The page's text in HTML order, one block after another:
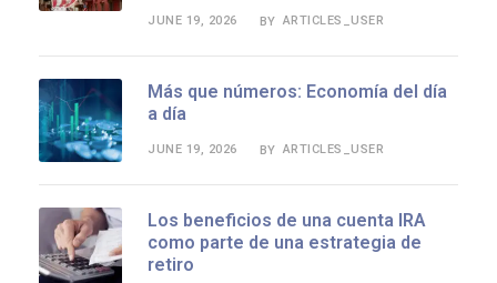
JUNE 19, 2026 BY ARTICLES_USER
Más que números: Economía del día
a día
JUNE 19, 2026 BY ARTICLES_USER
Los beneficios de una cuenta IRA
como parte de una estrategia de
retiro